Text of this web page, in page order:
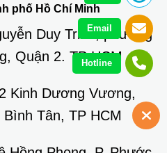
phố Hồ Chí Minh
Duy Trinh, phường
Quận 2. TP HCM
Kinh Dương Vương,
Tân, TP HCM
Email
Hotline